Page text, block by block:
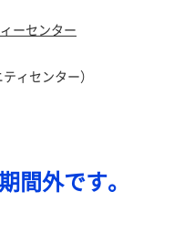
ーセンター
ィセンター）
間外です。